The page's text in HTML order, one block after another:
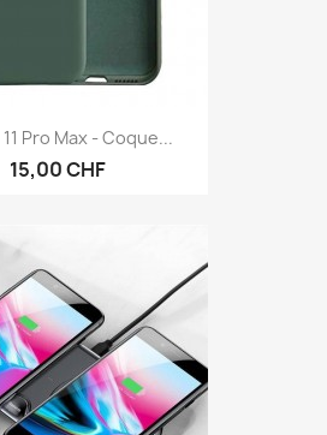
Pro Max - Coque...
15,00 CHF